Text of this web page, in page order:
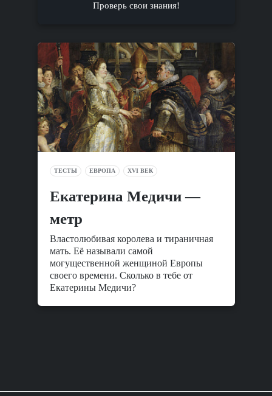
Проверь свои знания!
ТЕСТЫ ЕВРОПА XVI ВЕК
Екатерина Медичи —
метр
Властолюбивая королева и тираничная
мать. Её называли самой
могущественной женщиной Европы
своего времени. Сколько в тебе от
Екатерины Медичи?